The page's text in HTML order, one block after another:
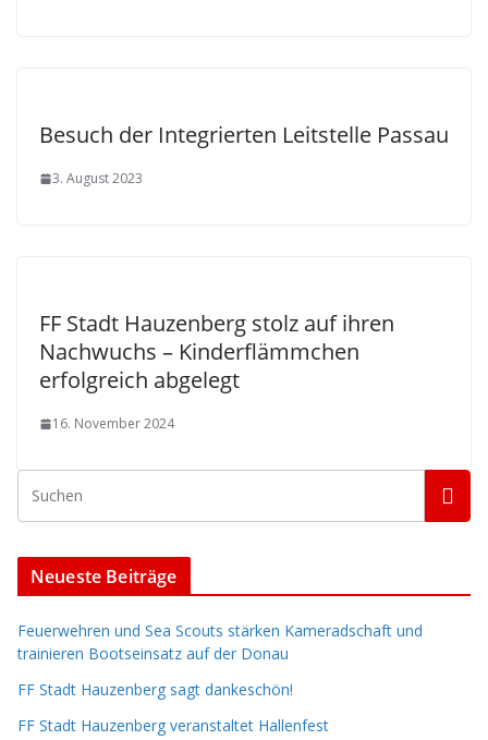
Besuch der Integrierten Leitstelle Passau
3. August 2023
FF Stadt Hauzenberg stolz auf ihren
Nachwuchs – Kinderflämmchen
erfolgreich abgelegt
16. November 2024
Neueste Beiträge
Feuerwehren und Sea Scouts stärken Kameradschaft und
trainieren Bootseinsatz auf der Donau
FF Stadt Hauzenberg sagt dankeschön!
FF Stadt Hauzenberg veranstaltet Hallenfest